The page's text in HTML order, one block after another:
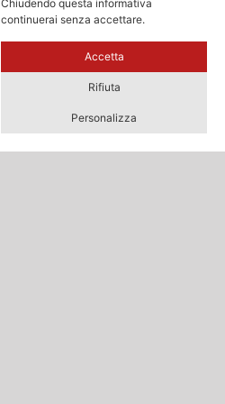
Chiudendo questa informativa
continuerai senza accettare.
Accetta
Rifiuta
Personalizza